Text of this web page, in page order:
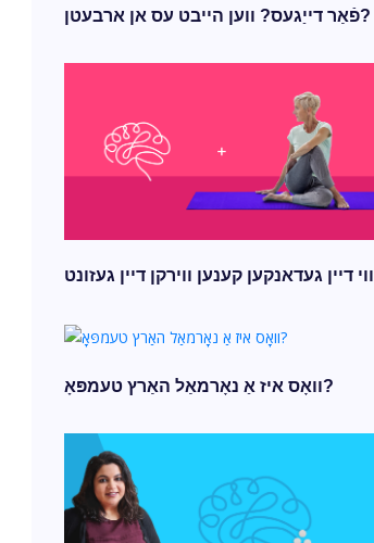
פֿאַר דייַגעס? ווען הייבט עס אן ארבעטן?
ווי דיין געדאנקען קענען ווירקן דיין געזונט
וואָס איז אַ נאָרמאַל האַרץ טעמפּאָ?